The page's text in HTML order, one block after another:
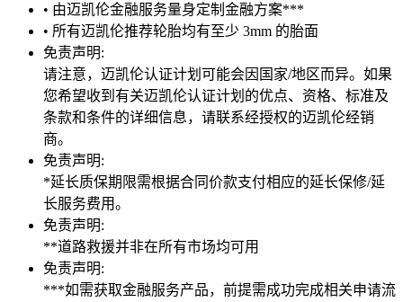
• 由迈凯伦金融服务量身定制金融方案***
• 所有迈凯伦推荐轮胎均有至少 3mm 的胎面
免责声明:
请注意，迈凯伦认证计划可能会因国家/地区而异。如果
您希望收到有关迈凯伦认证计划的优点、资格、标准及
条款和条件的详细信息，请联系经授权的迈凯伦经销
商。
免责声明:
*延长质保期限需根据合同价款支付相应的延长保修/延
长服务费用。
免责声明:
**道路救援并非在所有市场均可用
免责声明:
***如需获取金融服务产品，前提需成功完成相关申请流